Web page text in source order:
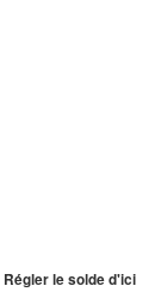
Régler le solde d'ici